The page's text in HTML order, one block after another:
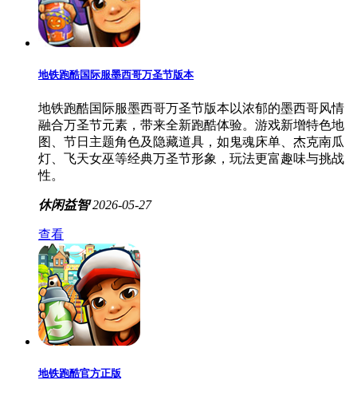
地铁跑酷国际服墨西哥万圣节版本
地铁跑酷国际服墨西哥万圣节版本以浓郁的墨西哥风情
融合万圣节元素，带来全新跑酷体验。游戏新增特色地
图、节日主题角色及隐藏道具，如鬼魂床单、杰克南瓜
灯、飞天女巫等经典万圣节形象，玩法更富趣味与挑战
性。
休闲益智 2026-05-27
查看
地铁跑酷官方正版